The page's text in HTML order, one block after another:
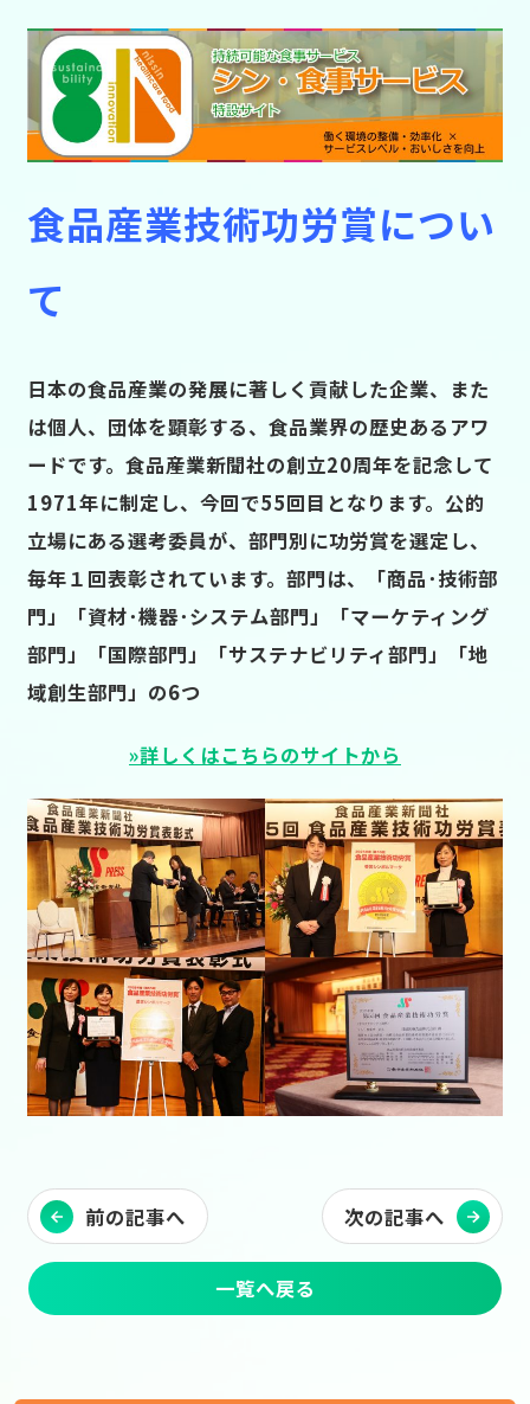
食品産業技術功労賞につい
て
日本の食品産業の発展に著しく貢献した企業、また
は個人、団体を顕彰する、食品業界の歴史あるアワ
ードです。食品産業新聞社の創立20周年を記念して
1971年に制定し、今回で55回目となります。公的
立場にある選考委員が、部門別に功労賞を選定し、
毎年１回表彰されています。部門は、「商品･技術部
門」「資材･機器･システム部門」「マーケティング
部門」「国際部門」「サステナビリティ部門」「地
域創生部門」の6つ
»詳しくはこちらのサイトから
前の記事へ
一覧へ戻る
次の記事へ